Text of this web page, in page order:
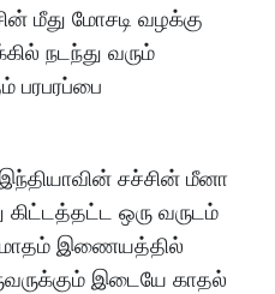
மீது மோசடி வழக்கு
நடந்து வரும்
பரபரப்பை
சச்சின் மீனா
கிட்டத்தட்ட ஒரு வருடம்
இணையத்தில்
இடையே காதல்